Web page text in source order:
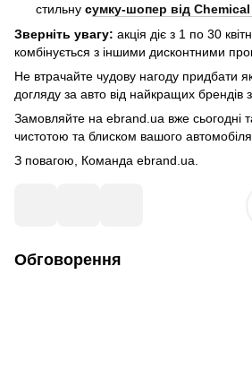
стильну сумку-шопер від
Зверніть увагу: акція діє з 1 по 30
комбінується з іншими дисконтними
Не втрачайте чудову нагоду придбати
догляду за авто від найкращих брендів
Замовляйте на ebrand.ua вже сьогодні
чистотою та блиском вашого
З повагою, Команда ebrand.ua.
Обговорення